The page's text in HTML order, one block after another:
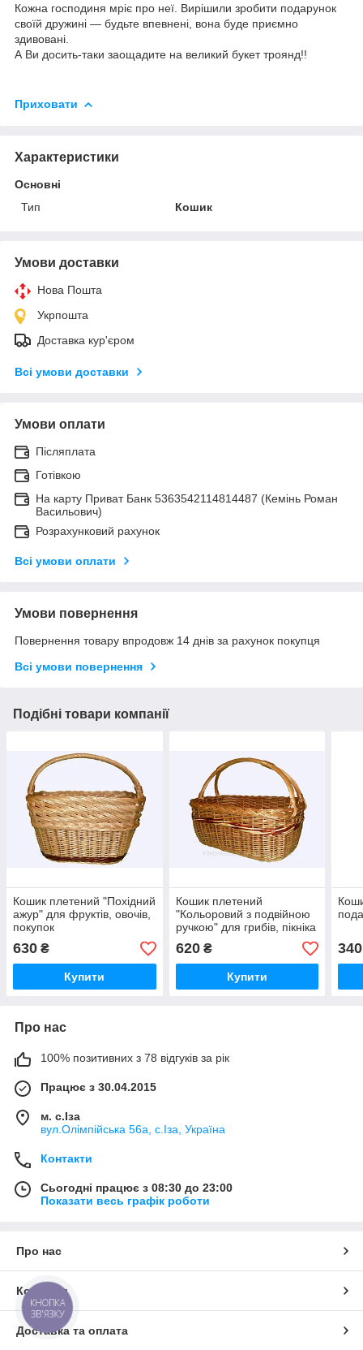
Кожна господиня мріє про неї. Вирішили зробити подарунок
своїй дружині — будьте впевнені, вона буде приємно
здивовані.
А Ви досить-таки заощадите на великий букет троянд!!
Приховати
Характеристики
Основні
Тип
Кошик
Умови доставки
Нова Пошта
Укрпошта
Доставка кур'єром
Всі умови доставки
Умови оплати
Післяплата
Готівкою
На карту Приват Банк 5363542114814487 (Кемінь Роман
Васильович)
Розрахунковий рахунок
Всі умови оплати
Умови повернення
Повернення товару впродовж 14 днів за рахунок покупця
Всі умови повернення
Подібні товари компанії
Кошик плетений "Похідний
ажур" для фруктів, овочів,
покупок
630 ₴
Купити
Кошик плетений
"Кольоровий з подвійною
ручкою" для грибів, пікніка
620₴
Купити
340
Про нас
100% позитивних з 78 відгуків за рік
Працює з 30.04.2015
м. с.Іза
вул.Олімпійська 56а, с.Іза, Україна
Контакти
Сьогодні працює з 08:30 до 23:00
Показати весь графік роботи
Про нас
Контакти
Доставка та оплата
КНОПКА
ЗВ'ЯЗКУ